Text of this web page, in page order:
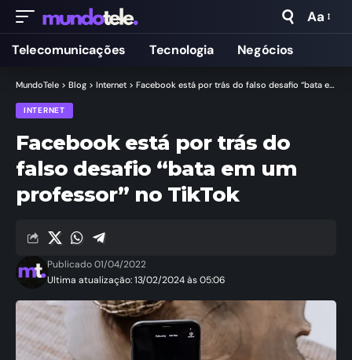
Aa
Telecomunicações Tecnologia Negócios
MundoTele > Blog > Internet > Facebook está por trás do falso desafio “bata em um professor” no TikTok
INTERNET
Facebook está por trás do
falso desafio “bata em um
professor” no TikTok
Ultima atualização: 13/02/2024 às 05:06
Publicado 01/04/2022